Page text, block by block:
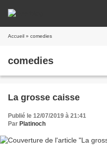
Accueil » comedies
comedies
La grosse caisse
Publié le 12/07/2019 à 21:41
Par Platinoch